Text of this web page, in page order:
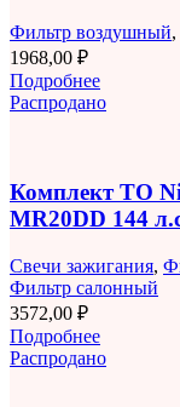
Фильтр воздушный,
1968,00 ₽
Подробнее
Распродано
Комплект ТО
MR20DD 144
Свечи зажигания,
Фильтр салонный
3572,00 ₽
Подробнее
Распродано